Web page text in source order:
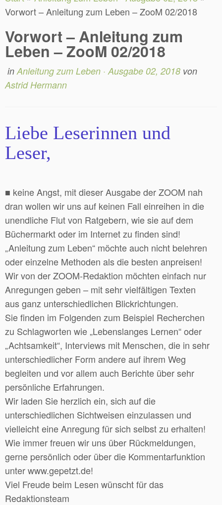
Vorwort – Anleitung zum Leben – ZooM 02/2018
Vorwort – Anleitung zum
Leben – ZooM 02/2018
inAnleitung zum Leben · Ausgabe 02, 2018 von
Astrid Hermann
Liebe Leserinnen und
Leser,
■ keine Angst, mit dieser Ausgabe der ZOOM nah
dran wollen wir uns auf keinen Fall einreihen in die
unendliche Flut von Ratgebern, wie sie auf dem
Büchermarkt oder im Internet zu finden sind!
„Anleitung zum Leben“ möchte auch nicht belehren
oder einzelne Methoden als die besten anpreisen!
Wir von der ZOOM-Redaktion möchten einfach nur
Anregungen geben – mit sehr vielfältigen Texten
aus ganz unterschiedlichen Blickrichtungen.
Sie finden im Folgenden zum Beispiel Recherchen
zu Schlagworten wie „Lebenslanges Lernen“ oder
„Achtsamkeit“, Interviews mit Menschen, die in sehr
unterschiedlicher Form andere auf ihrem Weg
begleiten und vor allem auch Berichte über sehr
persönliche Erfahrungen.
Wir laden Sie herzlich ein, sich auf die
unterschiedlichen Sichtweisen einzulassen und
vielleicht eine Anregung für sich selbst zu erhalten!
Wie immer freuen wir uns über Rückmeldungen,
gerne persönlich oder über die Kommentarfunktion
unter www.gepetzt.de!
Viel Freude beim Lesen wünscht für das
Redaktionsteam